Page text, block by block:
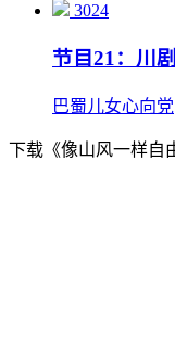
3024
节目21：川
巴蜀儿女心向党
下载《像山风一样自